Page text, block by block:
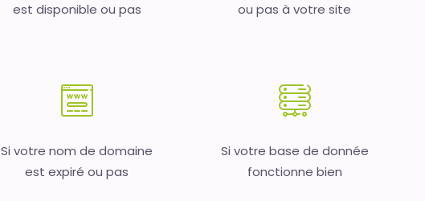
est disponible ou pas
ou pas à votre site
Si votre nom de domaine
est expiré ou pas
Si votre base de donnée
fonctionne bien